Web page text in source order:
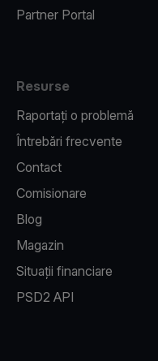
Partner Portal
Resurse
Raportați o problemă
Întrebări frecvente
Contact
Comisionare
Blog
Magazin
Situații financiare
PSD2 API